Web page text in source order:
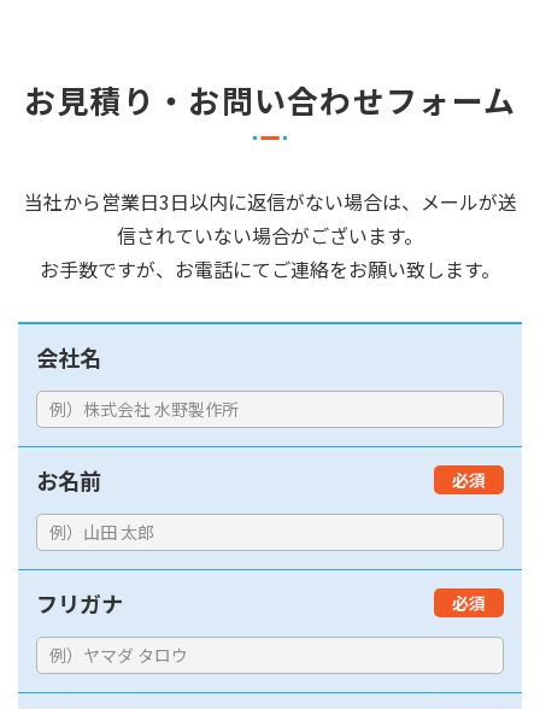
お見積り・お問い合わせフォーム
当社から営業日3日以内に返信がない場合は、メールが送
信されていない場合がございます。
お手数ですが、お電話にてご連絡をお願い致します。
会社名
お名前 必須
フリガナ 必須